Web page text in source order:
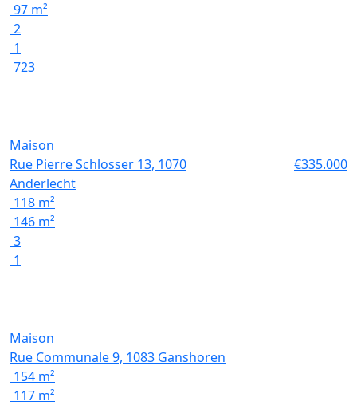
97 m²
2
1
723
Maison
Rue Pierre Schlosser 13, 1070
Anderlecht
€335.000
118 m²
146 m²
3
1
Maison
Rue Communale 9, 1083 Ganshoren
154 m²
117 m²